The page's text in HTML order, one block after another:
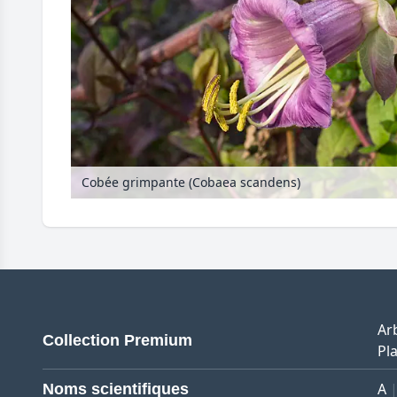
Cobée grimpante (Cobaea scandens)
Collection Premium
Noms scientifiques A